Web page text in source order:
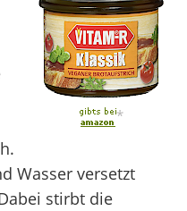
*
Wasser versetzt
stirbt die